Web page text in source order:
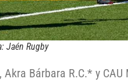
Jaén Rugby
Akra Bárbara R.C.* y